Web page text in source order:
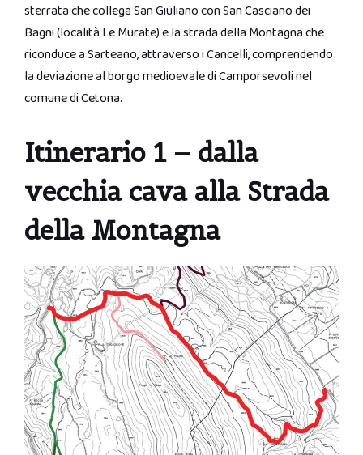
sterrata che collega San Giuliano con San Casciano dei
Bagni (località Le Murate) e la strada della Montagna che
riconduce a Sarteano, attraverso i Cancelli, comprendendo
la deviazione al borgo medioevale di Camporsevoli nel
comune di Cetona.
Itinerario 1 – dalla
vecchia cava alla Strada
della Montagna